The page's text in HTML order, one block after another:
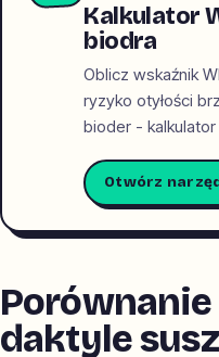
Kalkulator
biodra
Oblicz wskaźnik
ryzyko otyłości
bioder -
Otwórz
daktyle